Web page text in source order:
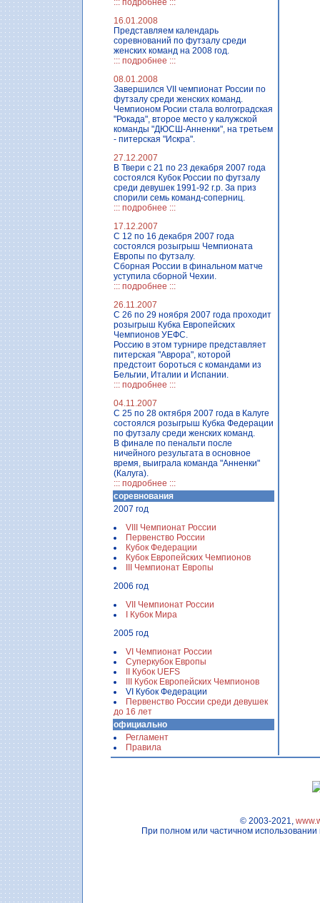
::: подробнее :::
16.01.2008
Представляем календарь
соревнований по футзалу среди
женских команд на 2008 год.
::: подробнее :::
08.01.2008
Завершился VII чемпионат России по
футзалу среди женских команд.
Чемпионом Росии стала волгоградская
"Рокада", второе место у калужской
команды "ДЮСШ-Анненки", на третьем
- питерская "Искра".
27.12.2007
В Твери с 21 по 23 декабря 2007 года
состоялся Кубок России по футзалу
среди девушек 1991-92 г.р. За приз
спорили семь команд-соперниц.
::: подробнее :::
17.12.2007
C 12 по 16 декабря 2007 года
состоялся розыгрыш Чемпионата
Европы по футзалу.
Сборная России в финальном матче
уступила сборной Чехии.
::: подробнее :::
26.11.2007
C 26 по 29 ноября 2007 года проходит
розыгрыш Кубка Европейских
Чемпионов УЕФС.
Россию в этом турнире представляет
питерская "Аврора", которой
предстоит бороться с командами из
Бельгии, Италии и Испании.
::: подробнее :::
04.11.2007
C 25 по 28 октября 2007 года в Калуге
состоялся розыгрыш Кубка Федерации
по футзалу среди женских команд.
В финале по пенальти после
ничейного результата в основное
время, выиграла команда "Анненки"
(Калуга).
::: подробнее :::
соревнования
2007 год
VIII Чемпионат России
Первенство России
Кубок Федерации
Кубок Европейских Чемпионов
III Чемпионат Европы
2006 год
VII Чемпионат России
I Кубок Мира
2005 год
VI Чемпионат России
Суперкубок Европы
II Кубок UEFS
III Кубок Европейских Чемпионов
VI Кубок Федерации
Первенство России среди девушек
до 16 лет
официально
Регламент
Правила
© 2003-2021,
При полном или частичном